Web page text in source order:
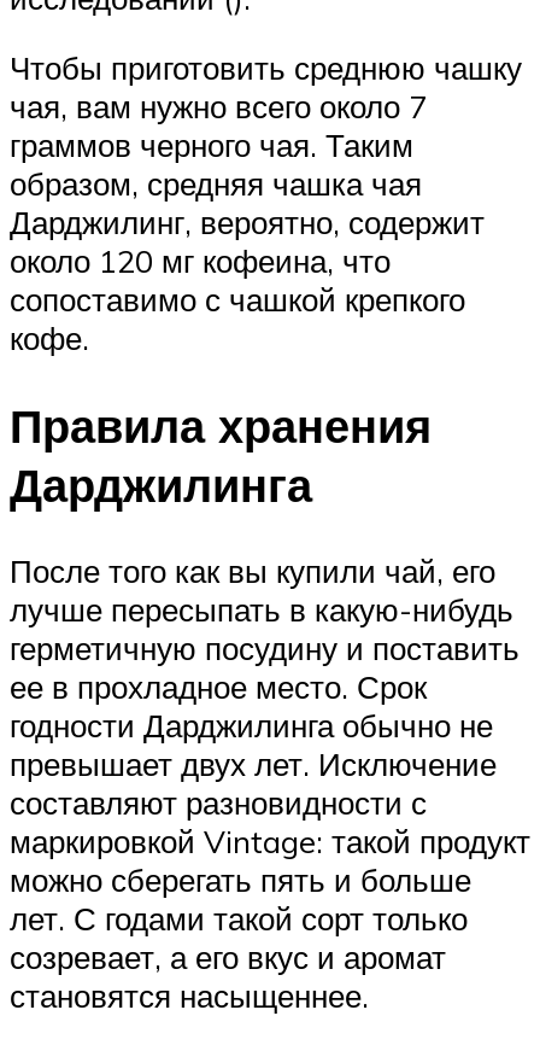
Чтобы приготовить среднюю чашку
чая, вам нужно всего около 7
граммов черного чая. Таким
образом, средняя чашка чая
Дарджилинг, вероятно, содержит
около 120 мг кофеина, что
сопоставимо с чашкой крепкого
кофе.
Правила хранения
Дарджилинга
После того как вы купили чай, его
лучше пересыпать в какую-нибудь
герметичную посудину и поставить
ее в прохладное место. Срок
годности Дарджилинга обычно не
превышает двух лет. Исключение
составляют разновидности с
маркировкой Vintage: такой продукт
можно сберегать пять и больше
лет. С годами такой сорт только
созревает, а его вкус и аромат
становятся насыщеннее.